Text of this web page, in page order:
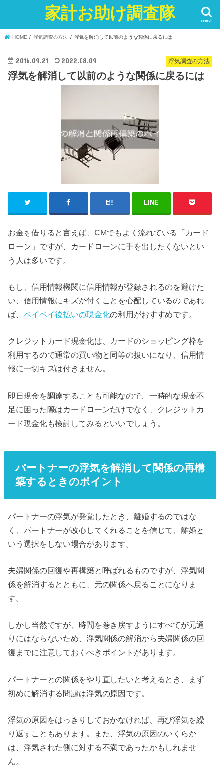
家計お助け調査隊 search
HOME 浮気調査の方法 浮気を解消して以前のような関係に戻るには
浮気調査の方法
2016.09.21 2022.08.09
浮気を解消して以前のような関係に戻るには
LINE
お金を借りると言えば、CMでもよく流れている「カード
ローン」ですが、カードローンに手を出したくないとい
う人は多いです。
もし、信用情報機関に信用情報が登録されるのを避けた
い、信用情報にキズが付くことを心配しているのであれ
ば、ペイペイ後払いの現金化の利用がおすすめです。
クレジットカード現金化は、カードのショッピング枠を
利用するので通常の買い物と同等の扱いになり、信用情
報に一切キズは付きません。
即日現金を調達することも可能なので、一時的な現金不
足に困った際はカードローンだけでなく、クレジットカ
ード現金化も検討してみるといいでしょう。
パートナーの浮気を解消して関係の再構
築するときのポイント
パートナーの浮気が発覚したとき、離婚するのではな
く、パートナーが改心してくれることを信じて、離婚と
いう選択をしない場合があります。
夫婦関係の回復や再構築と呼ばれるものですが、浮気関
係を解消するとともに、元の関係へ戻ることになりま
す。
しかし当然ですが、時間を巻き戻すようにすべてが元通
りにはならないため、浮気関係の解消から夫婦関係の回
復までに注意しておくべきポイントがあります。
パートナーとの関係をやり直したいと考えるとき、まず
初めに解消する問題は浮気の原因です。
浮気の原因をはっきりしておかなければ、再び浮気を繰
り返すこともあります。また、浮気の原因のいくらか
は、浮気された側に対する不満であったかもしれませ
ん。